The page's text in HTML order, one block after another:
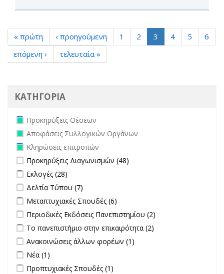
« πρώτη ‹ προηγούμενη 1 2 3 4 5
6
επόμενη ›
τελευταία »
ΚΑΤΗΓΟΡΙΑ
Remove Προκηρύξεις Θέσεων filter
Προκηρύξεις Θέσεων
Remove Αποφάσεις Συλλογικών Οργάνων filter
Αποφάσεις Συλλογικών Οργάνων
Remove Κληρώσεις επιτροπών filter
Κληρώσεις επιτροπών
Apply Προκηρύξεις Διαγωνισμών filter
Προκηρύξεις Διαγωνισμών (48)
Apply Εκλογές filter
Εκλογές (28)
Apply Δελτία Τύπου filter
Δελτία Τύπου (7)
Apply Μεταπτυχιακές Σπουδές filter
Μεταπτυχιακές Σπουδές (6)
Apply Περιοδικές Εκδόσεις Πανεπιστημίου filter
Περιοδικές Εκδόσεις Πανεπιστημίου (2)
Apply Το πανεπιστήμιο στην επικαιρότητα filter
Το πανεπιστήμιο στην επικαιρότητα (2)
Apply Ανακοινώσεις άλλων φορέων filter
Ανακοινώσεις άλλων φορέων (1)
Apply Νέα filter
Νέα (1)
Apply Προπτυχιακές Σπουδές filter
Προπτυχιακές Σπουδές (1)